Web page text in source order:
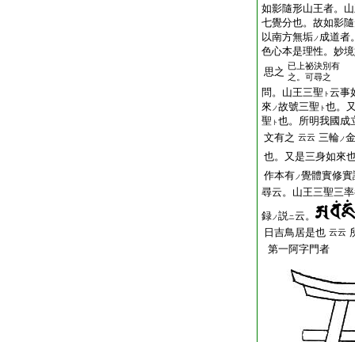
如影隨形山王者。
七覺分也。故如影
以南方無垢ノ 成道者
色心本是理性。妙
思之 已上祕決別有
之。可尋之
問。山王三聖 ト 云事
來 ノ故號三聖 ト 也。
聖 ト 也。所明我國成
文有之 云云 三輪ノ
也。又是三身如來
作本有ノ覺體實修實
尋云。山王三聖三
録ノ説ニ云。
日吉鳥居是也 云云
第一阿字門者